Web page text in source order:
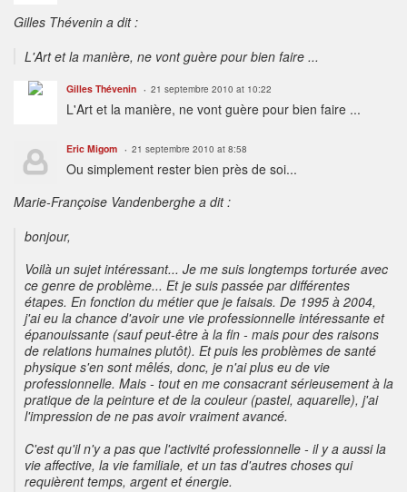
Gilles Thévenin a dit :
L'Art et la manière, ne vont guère pour bien faire ...
Gilles Thévenin 21 septembre 2010 at 10:22
L'Art et la manière, ne vont guère pour bien faire ...
Eric Migom 21 septembre 2010 at 8:58
Ou simplement rester bien près de soi...
Marie-Françoise Vandenberghe a dit :
bonjour,
Voilà un sujet intéressant... Je me suis longtemps torturée avec
ce genre de problème... Et je suis passée par différentes
étapes. En fonction du métier que je faisais. De 1995 à 2004,
j'ai eu la chance d'avoir une vie professionnelle intéressante et
épanouissante (sauf peut-être à la fin - mais pour des raisons
de relations humaines plutôt). Et puis les problèmes de santé
physique s'en sont mêlés, donc, je n'ai plus eu de vie
professionnelle. Mais - tout en me consacrant sérieusement à la
pratique de la peinture et de la couleur (pastel, aquarelle), j'ai
l'impression de ne pas avoir vraiment avancé.
C'est qu'il n'y a pas que l'activité professionnelle - il y a aussi la
vie affective, la vie familiale, et un tas d'autres choses qui
requièrent temps, argent et énergie.